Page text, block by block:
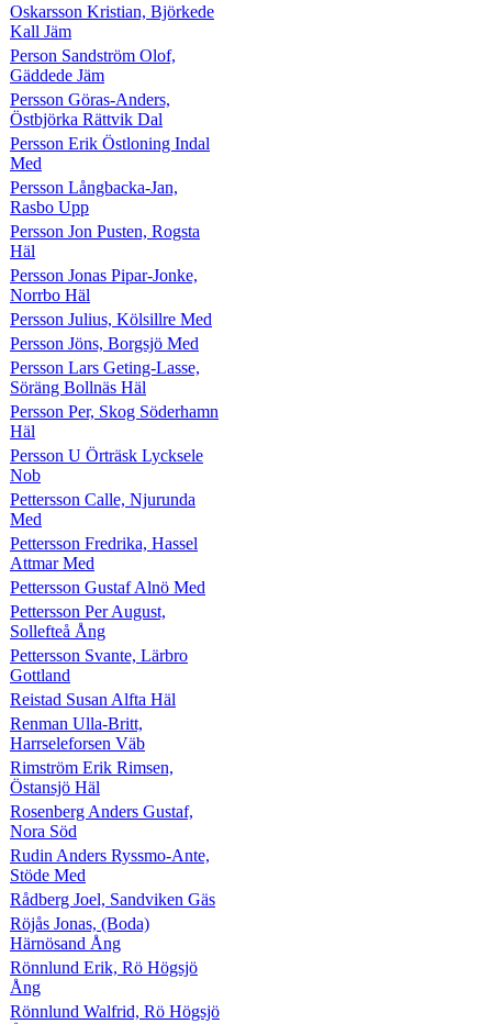
Oskarsson Kristian, Björkede
Kall Jäm
Person Sandström Olof,
Gäddede Jäm
Persson Göras-Anders,
Östbjörka Rättvik Dal
Persson Erik Östloning Indal
Med
Persson Långbacka-Jan,
Rasbo Upp
Persson Jon Pusten, Rogsta
Häl
Persson Jonas Pipar-Jonke,
Norrbo Häl
Persson Julius, Kölsillre Med
Persson Jöns, Borgsjö Med
Persson Lars Geting-Lasse,
Söräng Bollnäs Häl
Persson Per, Skog Söderhamn
Häl
Persson U Örträsk Lycksele
Nob
Pettersson Calle, Njurunda
Med
Pettersson Fredrika, Hassel
Attmar Med
Pettersson Gustaf Alnö Med
Pettersson Per August,
Sollefteå Ång
Pettersson Svante, Lärbro
Gottland
Reistad Susan Alfta Häl
Renman Ulla-Britt,
Harrseleforsen Väb
Rimström Erik Rimsen,
Östansjö Häl
Rosenberg Anders Gustaf,
Nora Söd
Rudin Anders Ryssmo-Ante,
Stöde Med
Rådberg Joel, Sandviken Gäs
Röjås Jonas, (Boda)
Härnösand Ång
Rönnlund Erik, Rö Högsjö
Ång
Rönnlund Walfrid, Rö Högsjö